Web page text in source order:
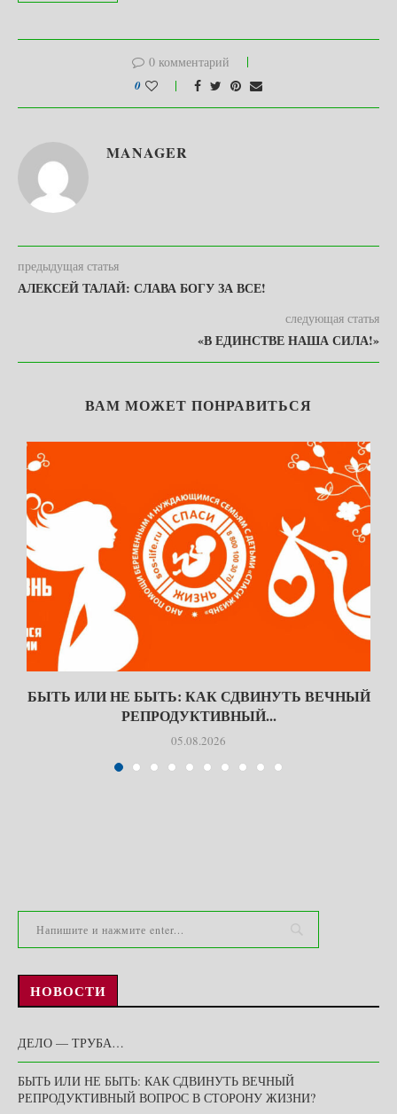
0 комментарий
0
MANAGER
предыдущая статья
АЛЕКСЕЙ ТАЛАЙ: СЛАВА БОГУ ЗА ВСЕ!
следующая статья
«В ЕДИНСТВЕ НАША СИЛА!»
ВАМ МОЖЕТ ПОНРАВИТЬСЯ
БЫТЬ ИЛИ НЕ БЫТЬ: КАК СДВИНУТЬ ВЕЧНЫЙ
РЕПРОДУКТИВНЫЙ...
05.08.2026
НОВОСТИ
ДЕЛО — ТРУБА…
БЫТЬ ИЛИ НЕ БЫТЬ: КАК СДВИНУТЬ ВЕЧНЫЙ
РЕПРОДУКТИВНЫЙ ВОПРОС В СТОРОНУ ЖИЗНИ?